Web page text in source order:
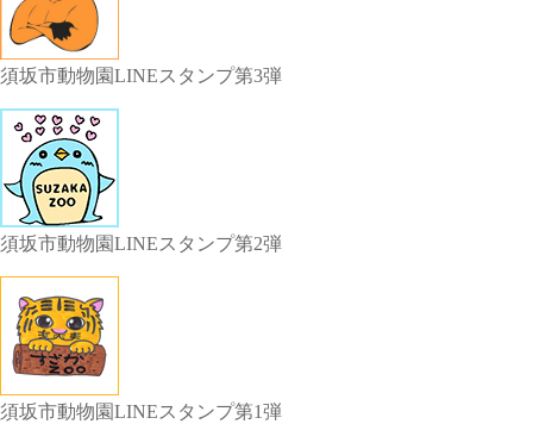
須坂市動物園LINEスタンプ第3弾
須坂市動物園LINEスタンプ第2弾
須坂市動物園LINEスタンプ第1弾